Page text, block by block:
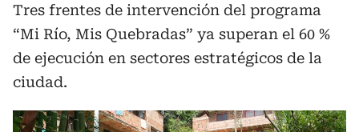
Tres frentes de intervención del programa
“Mi Río, Mis Quebradas” ya superan el 60 %
de ejecución en sectores estratégicos de la
ciudad.